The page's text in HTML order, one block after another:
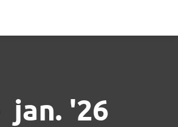
jan. '26